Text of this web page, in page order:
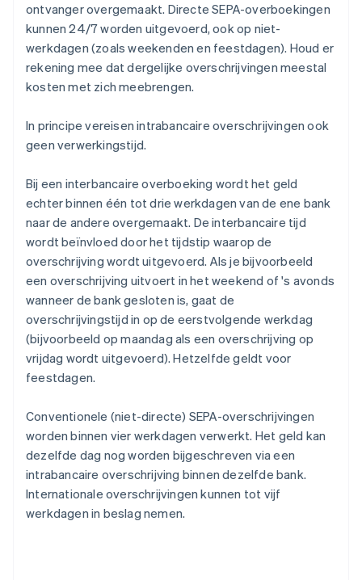
ontvanger overgemaakt. Directe SEPA-overboekingen
kunnen 24/7 worden uitgevoerd, ook op niet-
werkdagen (zoals weekenden en feestdagen). Houd er
rekening mee dat dergelijke overschrijvingen meestal
kosten met zich meebrengen.
In principe vereisen intrabancaire overschrijvingen ook
geen verwerkingstijd.
Bij een interbancaire overboeking wordt het geld
echter binnen één tot drie werkdagen van de ene bank
naar de andere overgemaakt. De interbancaire tijd
wordt beïnvloed door het tijdstip waarop de
overschrijving wordt uitgevoerd. Als je bijvoorbeeld
een overschrijving uitvoert in het weekend of 's avonds
wanneer de bank gesloten is, gaat de
overschrijvingstijd in op de eerstvolgende werkdag
(bijvoorbeeld op maandag als een overschrijving op
vrijdag wordt uitgevoerd). Hetzelfde geldt voor
feestdagen.
Conventionele (niet-directe) SEPA-overschrijvingen
worden binnen vier werkdagen verwerkt. Het geld kan
dezelfde dag nog worden bijgeschreven via een
intrabancaire overschrijving binnen dezelfde bank.
Internationale overschrijvingen kunnen tot vijf
werkdagen in beslag nemen.